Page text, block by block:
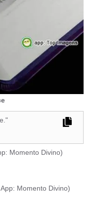
Momento Divino)
Momento Divino)